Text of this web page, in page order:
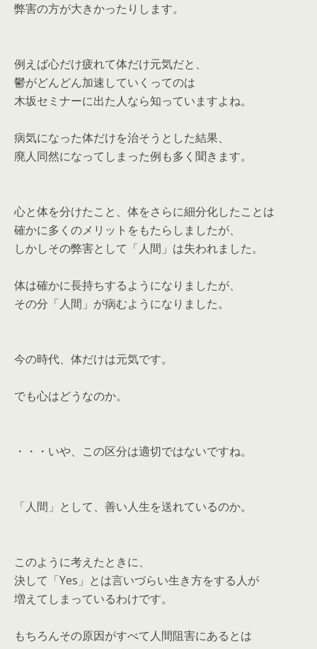
弊害の方が大きかったりします。
例えば心だけ疲れて体だけ元気だと、
鬱がどんどん加速していくってのは
木坂セミナーに出た人なら知っていますよね。
病気になった体だけを治そうとした結果、
廃人同然になってしまった例も多く聞きます。
心と体を分けたこと、体をさらに細分化したことは
確かに多くのメリットをもたらしましたが、
しかしその弊害として「人間」は失われました。
体は確かに長持ちするようになりましたが、
その分「人間」が病むようになりました。
今の時代、体だけは元気です。
でも心はどうなのか。
・・・いや、この区分は適切ではないですね。
「人間」として、善い人生を送れているのか。
このように考えたときに、
決して「Yes」とは言いづらい生き方をする人が
増えてしまっているわけです。
もちろんその原因がすべて人間阻害にあるとは